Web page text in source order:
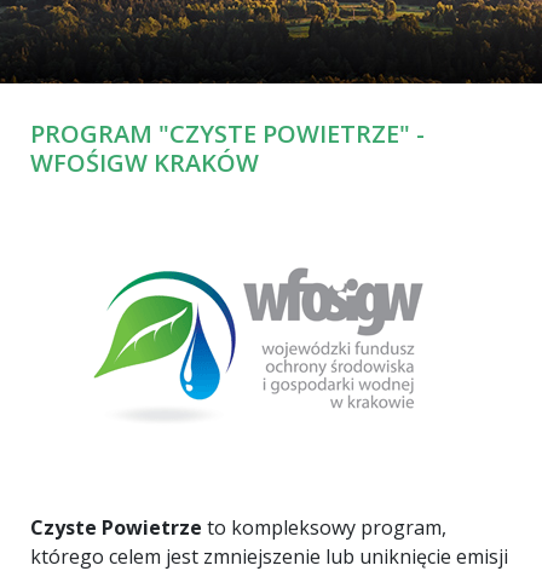
PROGRAM "CZYSTE POWIETRZE" -
WFOŚIGW KRAKÓW
Czyste Powietrze to kompleksowy program,
którego celem jest zmniejszenie lub uniknięcie emisji